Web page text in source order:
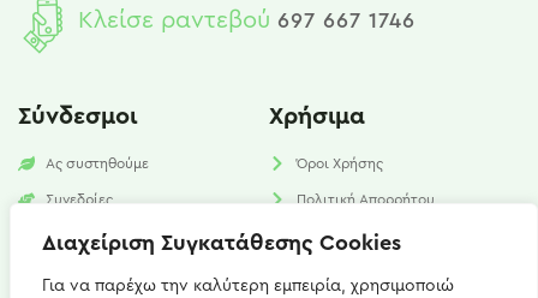
Διαχείριση Συγκατάθεσης Cookies
Για να παρέχω την καλύτερη εμπειρία, χρησιμοποιώ
Κλείσε ραντεβού 697 667 1746
Σύνδεσμοι
Ας συστηθούμε
Συνεδρίες
Υπηρεσίες
Χρήσιμα
Όροι Χρήσης
Πολιτική Απορρήτου
Πολιτική Cookies​